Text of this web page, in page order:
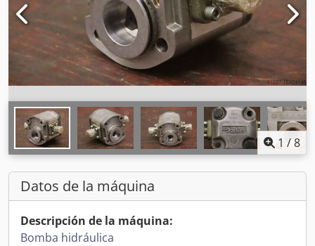
1 /8
Datos de la máquina
Descripción de la máquina:
Bomba hidráulica